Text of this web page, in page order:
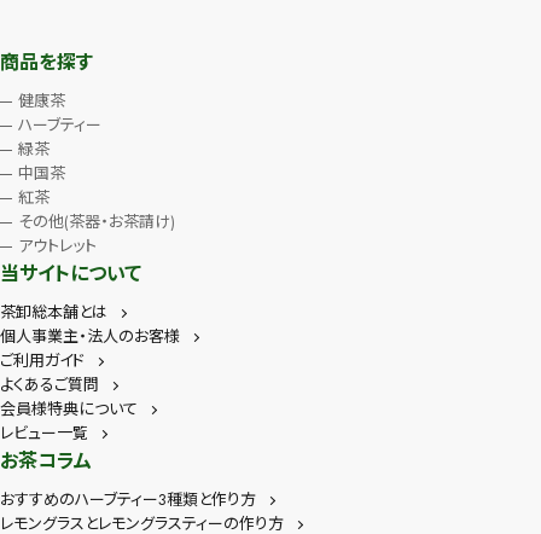
商品を探す
健康茶
ハーブティー
緑茶
中国茶
紅茶
その他(茶器・お茶請け)
アウトレット
当サイトについて
茶卸総本舗とは
個人事業主・法人のお客様
ご利用ガイド
よくあるご質問
会員様特典について
レビュー一覧
お茶コラム
おすすめのハーブティー3種類と作り方
レモングラスとレモングラスティーの作り方